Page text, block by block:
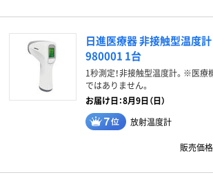
日進医療器 非接触型温度
980001 1台
1秒測定！非接触型温度計。※医
ではありません。
お届け日：8月9日（日）
放射温度計
販売価